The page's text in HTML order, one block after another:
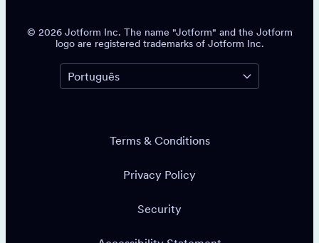
© 2026 Jotform Inc. The name "Jotform" and the Jotform
logo are registered trademarks of Jotform Inc.
Terms & Conditions
Privacy Policy
Security